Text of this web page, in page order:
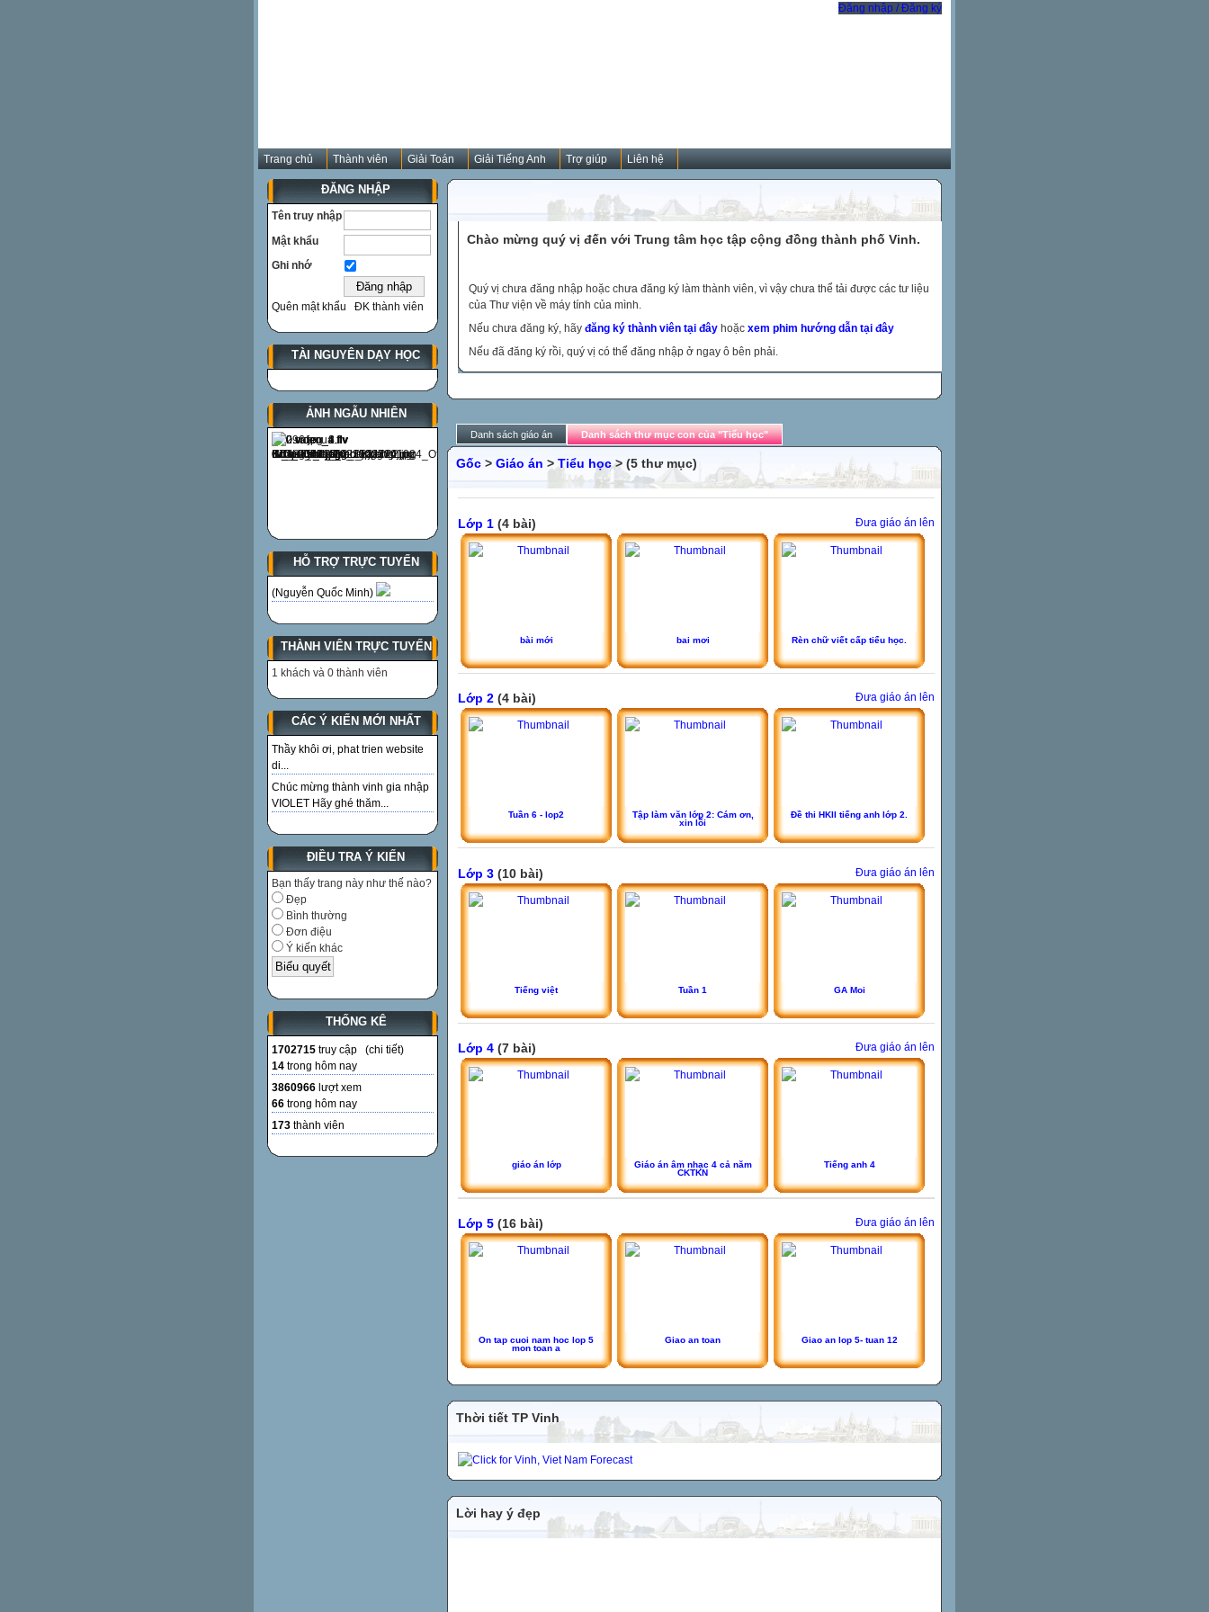
Đăng nhập / Đăng ký
Trang chủ Thành viên Giải Toán Giải Tiếng Anh Trợ giúp Liên hệ
ĐĂNG NHẬP
Tên truy nhập
Mật khẩu
Ghi nhớ
Quên mật khẩu ĐK thành viên
TÀI NGUYÊN DẠY HỌC
ẢNH NGẪU NHIÊN
HỖ TRỢ TRỰC TUYẾN
(Nguyễn Quốc Minh)
THÀNH VIÊN TRỰC TUYẾN
1 khách và 0 thành viên
CÁC Ý KIẾN MỚI NHẤT
Thầy khôi ơi, phat trien website
di...
Chúc mừng thành vinh gia nhập
VIOLET Hãy ghé thăm...
ĐIỀU TRA Ý KIẾN
Bạn thấy trang này như thế nào?
Đẹp
Bình thường
Đơn điệu
Ý kiến khác
THỐNG KÊ
1702715 truy cập (chi tiết)
14 trong hôm nay
3860966 lượt xem
66 trong hôm nay
173 thành viên
Chào mừng quý vị đến với Trung tâm học tập cộng đồng thành phố Vinh.
Quý vị chưa đăng nhập hoặc chưa đăng ký làm thành viên, vì vậy chưa thể tải được các tư liệu
của Thư viện về máy tính của mình.
Nếu chưa đăng ký, hãy đăng ký thành viên tại đây hoặc xem phim hướng dẫn tại đây
Nếu đã đăng ký rồi, quý vị có thể đăng nhập ở ngay ô bên phải.
Danh sách giáo án Danh sách thư mục con của "Tiểu học"
Gốc > Giáo án > Tiểu học> (5 thư mục)
Đưa giáo án lên
Lớp 1 (4 bài)
bài mới bai mơi Rèn chữ viết cấp tiểu học.
Đưa giáo án lên
Lớp 2 (4 bài)
Tuần 6 - lop2
Tập làm văn lớp 2: Cám ơn,
xin lỗi
Đề thi HKII tiếng anh lớp 2.
Đưa giáo án lên
Lớp 3 (10 bài)
Tiếng việt Tuần 1 GA Moi
Đưa giáo án lên
Lớp 4 (7 bài)
giáo án lớp
Giáo án âm nhạc 4 cả năm
CKTKN
Tiếng anh 4
Đưa giáo án lên
Lớp 5 (16 bài)
On tap cuoi nam hoc lop 5
mon toan a
Giao an toan Giao an lop 5- tuan 12
Thời tiết TP Vinh
Lời hay ý đẹp